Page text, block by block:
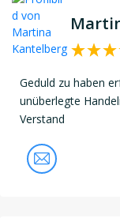
Geduld zu haben
unüberlegte
Verstand